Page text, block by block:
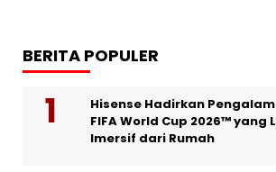
BERITA POPULER
Hisense Hadirkan
FIFA World Cup 2026™ yang
Imersif dari Rumah